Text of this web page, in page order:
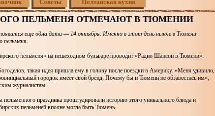
Советы Полтавская кухня
ПЕЛЬМЕНЯ ОТМЕЧАЮТ В ТЮМЕНИИ
еще одна дата — 14 октября. Именно в этот день нынче в Тюмени
пельменя.
пельменя» на пешеходном бульваре проводит «Радио Шансон в Тюмени».
такая идея пришла ему в голову после поездки в Америку. «Меня удивило,
городок имеет свой бренд. Почему бы и Тюмени не обзавестись им»,
журналистам.
праздника проштудировали историю этого уникального блюда и
пельменей вполне могла быть Тюмень.